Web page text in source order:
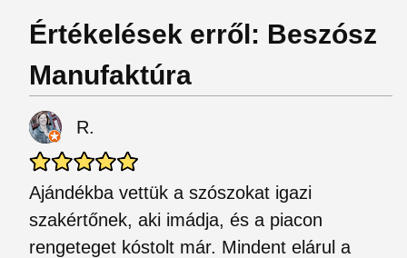
Értékelések erről: Beszósz
Manufaktúra
R.
Ajándékba vettük a szószokat igazi
szakértőnek, aki imádja, és a piacon
rengeteget kóstolt már. Mindent elárul a